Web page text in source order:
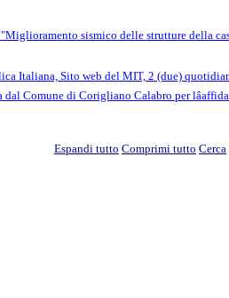
sismico delle strutture della
Italiana, Sito web del MIT, 2 (due)
Comune di Corigliano Calabro per
Espandi tutto Comprimi tutto Cerca